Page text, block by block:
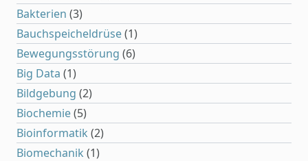
Bakterien (3)
Bauchspeicheldrüse(1)
Bewegungsstörung (6)
Big Data (1)
Bildgebung (2)
Biochemie(5)
Bioinformatik (2)
Biomechanik (1)